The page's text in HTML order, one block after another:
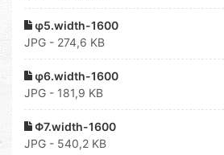
φ5.width-1600
JPG - 274,6 KB
φ6.width-1600
JPG - 181,9 KB
Φ7.width-1600
JPG - 540,2 KB